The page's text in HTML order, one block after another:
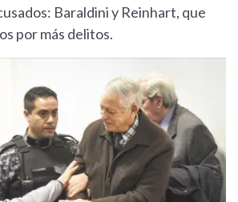
Baraldini y Reinhart, que
por más delitos.